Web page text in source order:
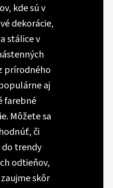
kde sú v
dekorácie,
stálice v
prírodného
aj
farebné
Môžete sa
či
trendy
odtieňov,
skôr